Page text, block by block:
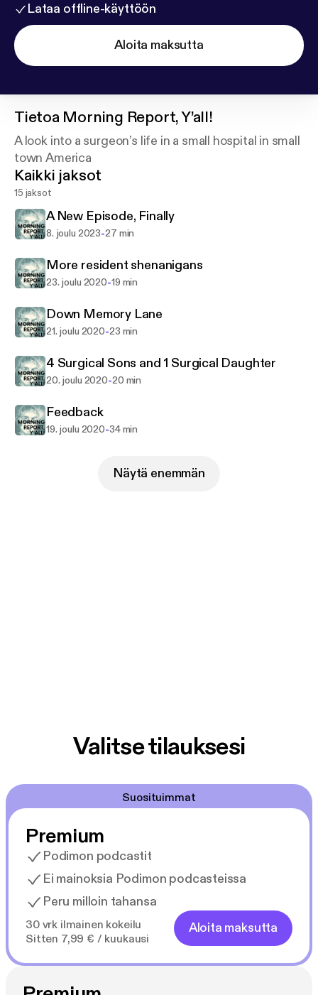
Lataa offline-käyttöön
Aloita maksutta
Tietoa Morning Report, Y’all!
A look into a surgeon’s life in a small hospital in small
town America
Kaikki jaksot
15 jaksot
A New Episode, Finally
8. joulu 2023-27 min
More resident shenanigans
23. joulu 2020-19 min
Down Memory Lane
21. joulu 2020-23 min
4 Surgical Sons and 1 Surgical Daughter
20. joulu 2020-20 min
Feedback
19. joulu 2020-34 min
Näytä enemmän
Valitse tilauksesi
Suosituimmat
Premium
Podimon podcastit
Ei mainoksia Podimon podcasteissa
Peru milloin tahansa
30 vrk ilmainen kokeilu
Sitten 7,99 € / kuukausi
Aloita maksutta